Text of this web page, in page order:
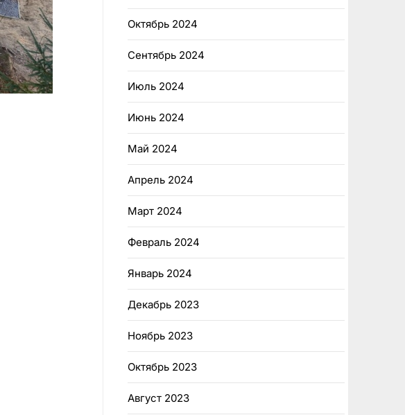
Октябрь 2024
Сентябрь 2024
Июль 2024
Июнь 2024
Май 2024
Апрель 2024
Март 2024
Февраль 2024
Январь 2024
Декабрь 2023
Ноябрь 2023
Октябрь 2023
Август 2023